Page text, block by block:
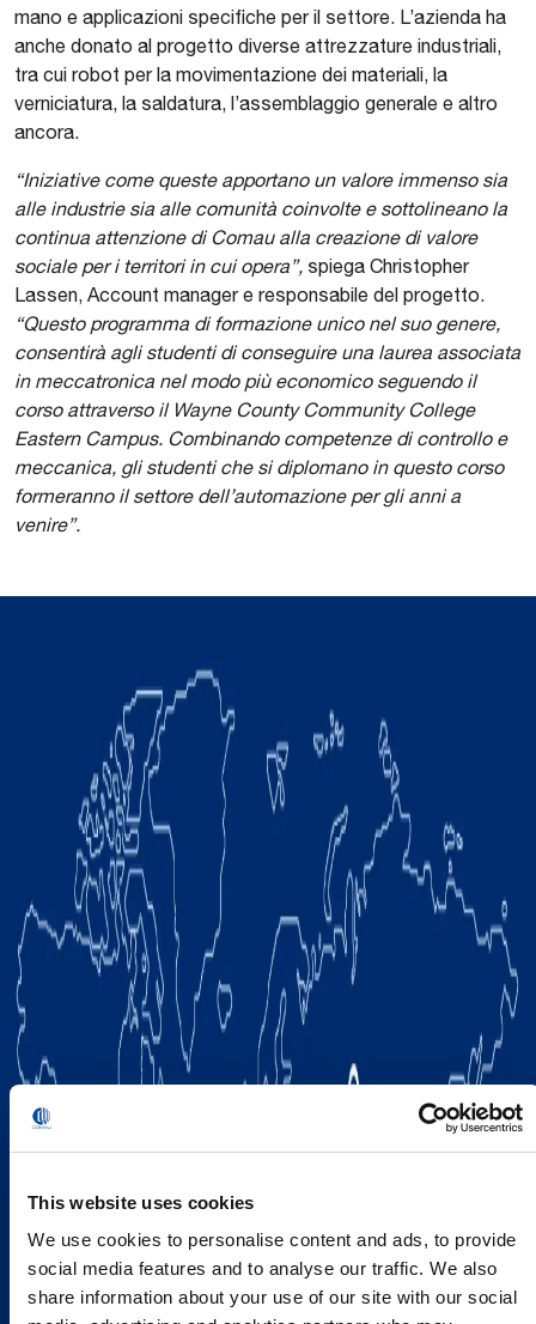
This website uses cookies
We use cookies to personalise content and ads, to provide
social media features and to analyse our traffic. We also
share information about your use of our site with our social
mano e applicazioni specifiche per il settore. L’azienda ha
anche donato al progetto diverse attrezzature industriali,
tra cui robot per la movimentazione dei materiali, la
verniciatura, la saldatura, l’assemblaggio generale e altro
ancora.
“Iniziative come queste apportano un valore immenso sia
alle industrie sia alle comunità coinvolte e sottolineano la
continua attenzione di Comau alla creazione di valore
sociale per i territori in cui opera”, spiega Christopher
Lassen, Account manager e responsabile del progetto.
“Questo programma di formazione unico nel suo genere,
consentirà agli studenti di conseguire una laurea associata
in meccatronica nel modo più economico seguendo il
corso attraverso il Wayne County Community College
Eastern Campus. Combinando competenze di controllo e
meccanica, gli studenti che si diplomano in questo corso
formeranno il settore dell’automazione per gli anni a
venire”.